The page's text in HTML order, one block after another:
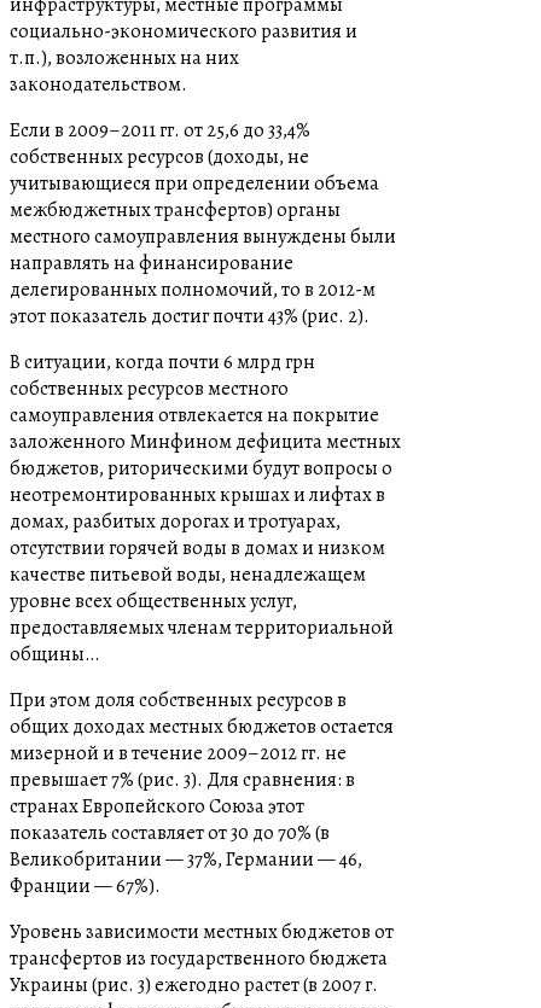
социально-экономического развития и
т.п.), возложенных на них
законодательством.
Если в 2009–2011 гг. от 25,6 до 33,4%
собственных ресурсов (доходы, не
учитывающиеся при определении объема
межбюджетных трансфертов) органы
местного самоуправления вынуждены были
направлять на финансирование
делегированных полномочий, то в 2012-м
этот показатель достиг почти 43% (рис. 2).
В ситуации, когда почти 6 млрд грн
собственных ресурсов местного
самоуправления отвлекается на покрытие
заложенного Минфином дефицита местных
бюджетов, риторическими будут вопросы о
неотремонтированных крышах и лифтах в
домах, разбитых дорогах и тротуарах,
отсутствии горячей воды в домах и низком
качестве питьевой воды, ненадлежащем
уровне всех общественных услуг,
предоставляемых членам территориальной
общины…
При этом доля собственных ресурсов в
общих доходах местных бюджетов остается
мизерной и в течение 2009–2012 гг. не
превышает 7% (рис. 3). Для сравнения: в
странах Европейского Союза этот
показатель составляет от 30 до 70% (в
Великобритании — 37%, Германии — 46,
Франции — 67%).
Уровень зависимости местных бюджетов от
трансфертов из государственного бюджета
Украины (рис. 3) ежегодно растет (в 2007 г.